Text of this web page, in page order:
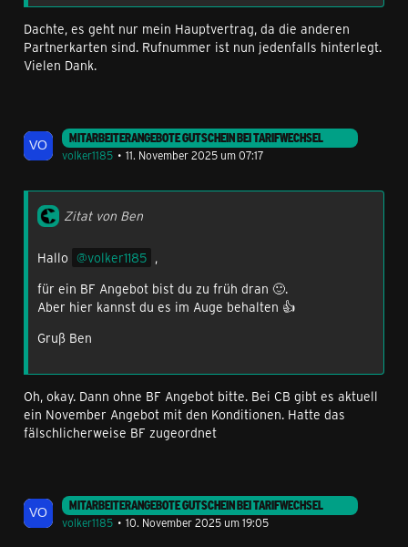
Dachte, es geht nur mein Hauptvertrag, da die anderen
Partnerkarten sind. Rufnummer ist nun jedenfalls hinterlegt.
Vielen Dank.
MITARBEITERANGEBOTE GUTSCHEIN BEI TARIFWECHSEL
volker1185
11. November 2025 um 07:17
Zitat von Ben
Hallo volker1185 ,
für ein BF Angebot bist du zu früh dran 🙂.
Aber hier kannst du es im Auge behalten 👍
Gruß Ben
Oh, okay. Dann ohne BF Angebot bitte. Bei CB gibt es aktuell
ein November Angebot mit den Konditionen. Hatte das
fälschlicherweise BF zugeordnet
MITARBEITERANGEBOTE GUTSCHEIN BEI TARIFWECHSEL
volker1185
10. November 2025 um 19:05